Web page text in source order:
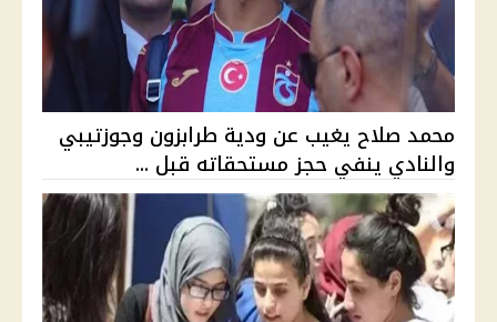
محمد صلاح يغيب عن ودية طرابزون وجوزتيبي
والنادي ينفي حجز مستحقاته قبل ...